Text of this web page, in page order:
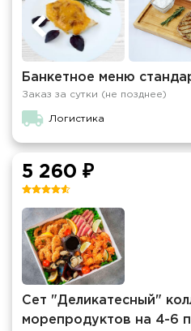
Банкетное меню
Заказ за сутки (не позднее)
Логистика
5 260 ₽
Сет "Деликатесный"
морепродуктов на 4-6